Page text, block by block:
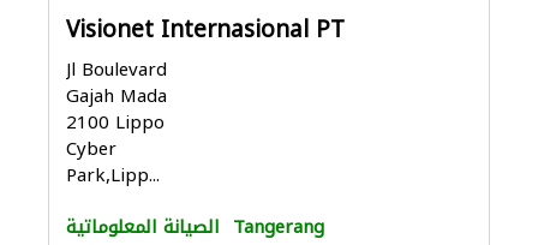
Visionet Internasional PT
Jl Boulevard
Gajah Mada
2100 Lippo
Cyber
Park,Lipp...
الصيانة المعلوماتية Tangerang